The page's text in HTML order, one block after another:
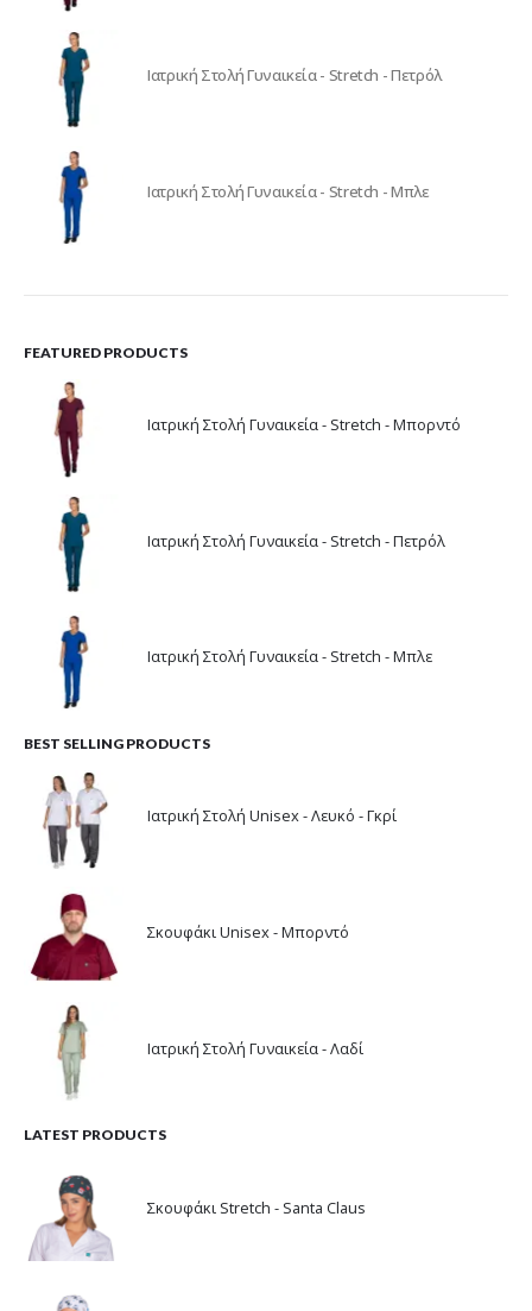
Ιατρική Στολή Γυναικεία - Stretch - Πετρόλ
Ιατρική Στολή Γυναικεία - Stretch - Μπλε
FEATURED PRODUCTS
Ιατρική Στολή Γυναικεία - Stretch - Μπορντό
Ιατρική Στολή Γυναικεία - Stretch - Πετρόλ
Ιατρική Στολή Γυναικεία - Stretch - Μπλε
BEST SELLING PRODUCTS
Ιατρική Στολή Unisex - Λευκό - Γκρί
Σκουφάκι Unisex - Μπορντό
Ιατρική Στολή Γυναικεία - Λαδί
LATEST PRODUCTS
Σκουφάκι Stretch - Santa Claus